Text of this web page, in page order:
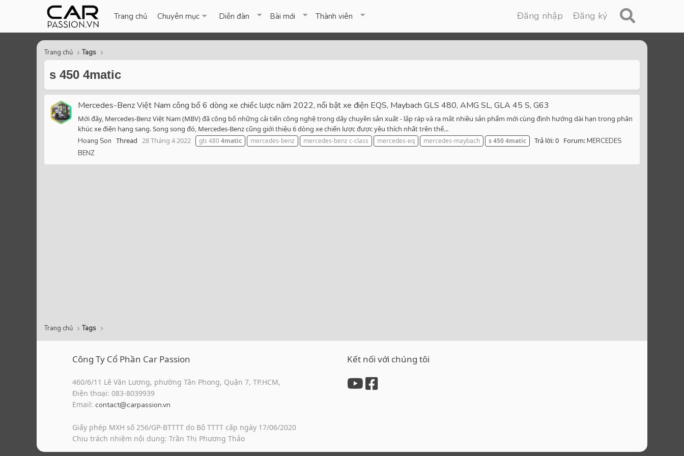
Trang chủ Chuyên mục Diễn đàn Bài mới Thành viên Đăng nhập Đăng ký
Trang chủ Tags
s 450 4matic
Mercedes-Benz Việt Nam công bố 6 dòng xe chiếc lược năm 2022, nổi bật xe điện EQS, Maybach GLS 480, AMG SL, GLA 45 S, G63
Mới đây, Mercedes-Benz Việt Nam (MBV) đã công bố những cải tiến công nghệ trong dây chuyền sản xuất - lắp ráp và ra mắt nhiều sản phẩm mới cùng định hướng dài hạn trong phân
khúc xe điện hạng sang. Song song đó, Mercedes-Benz cũng giới thiệu 6 dòng xe chiến lược được yêu thích nhất trên thế...
Hoang Son Thread 28 Tháng 4 2022 gls 4804matic mercedes-benz mercedes-benz c-class mercedes-eq mercedes-maybach s4504matic Trả lời: 0 Forum:MERCEDES
BENZ
Trang chủ Tags
Công Ty Cổ Phần Car Passion
460/6/11 Lê Văn Lương, phường Tân Phong, Quận 7, TP.HCM,
Điện thoại: 083-8039939
Email: contact@carpassion.vn
Giấy phép MXH số 256/GP-BTTTT do Bộ TTTT cấp ngày 17/06/2020
Chịu trách nhiệm nội dung: Trần Thị Phương Thảo
Kết nối với chúng tôi